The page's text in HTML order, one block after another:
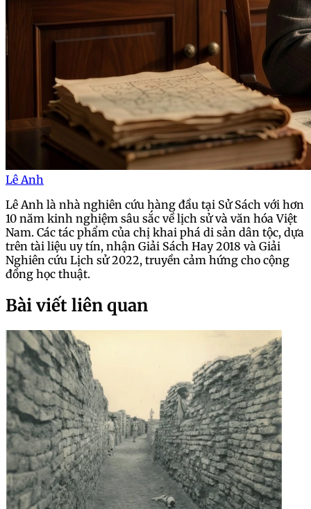
Lê Anh
Lê Anh là nhà nghiên cứu hàng đầu tại Sử Sách với hơn
10 năm kinh nghiệm sâu sắc về lịch sử và văn hóa Việt
Nam. Các tác phẩm của chị khai phá di sản dân tộc, dựa
trên tài liệu uy tín, nhận Giải Sách Hay 2018 và Giải
Nghiên cứu Lịch sử 2022, truyền cảm hứng cho cộng
đồng học thuật.
Bài viết liên quan